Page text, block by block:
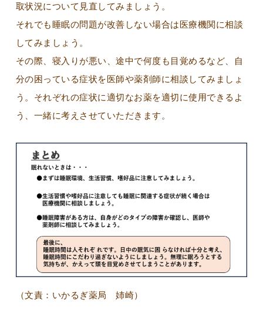
取状況について見直してみましょう。
それでも睡眠の問題が改善しない場合は医療機関に相談
してみましょう。
その際、寝入りが悪い、途中で何度も目覚めるなど、自
分の困っている症状を医師や薬剤師に相談してみましょ
う。それぞれの症状に適切なお薬を適切に使用できるよ
う、一緒に考えさせていただきます。
（文責：いかるぎ薬局 姉崎）